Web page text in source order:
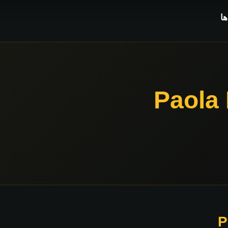
Paola